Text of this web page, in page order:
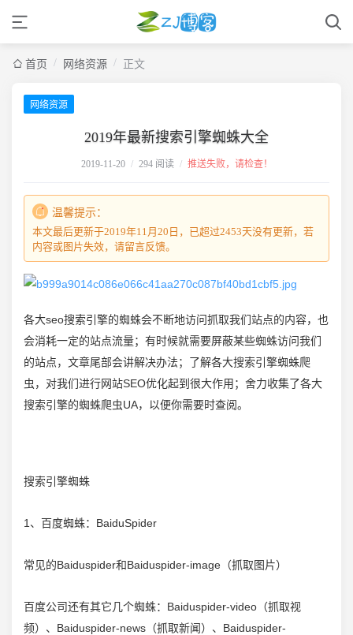
首页 / 网络资源 / 正文
网络资源
2019年最新搜索引擎蜘蛛大全
2019-11-20 / 294 阅读 / 推送失败，请检查！
温馨提示：
本文最后更新于2019年11月20日，已超过2453天没有更新，若
内容或图片失效，请留言反馈。
各大seo搜索引擎的蜘蛛会不断地访问抓取我们站点的内容，也
会消耗一定的站点流量；有时候就需要屏蔽某些蜘蛛访问我们
的站点，文章尾部会讲解决办法；了解各大搜索引擎蜘蛛爬
虫，对我们进行网站SEO优化起到很大作用； 舍力收集了各大
搜索引擎的蜘蛛爬虫UA，以便你需要时查阅。
搜索引擎蜘蛛
1、百度蜘蛛：BaiduSpider
常见的Baiduspider和Baiduspider-image（抓取图片）
百度公司还有其它几个蜘蛛：Baiduspider-video（抓取视
频）、Baiduspider-news（抓取新闻）、Baiduspider-